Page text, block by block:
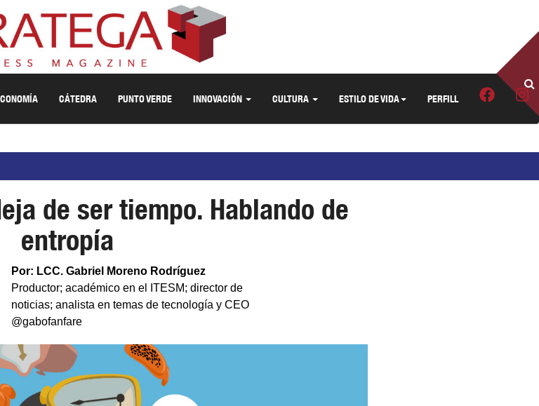
CÁTEDRA PUNTO VERDE INNOVACIÓN CULTURA ESTILO DE VIDA PERFILL
de ser tiempo. Hablando de
entropía
Por: LCC. Gabriel Moreno Rodríguez
Productor; académico en el ITESM; director de
noticias; analista en temas de tecnología y CEO
@gabofanfare